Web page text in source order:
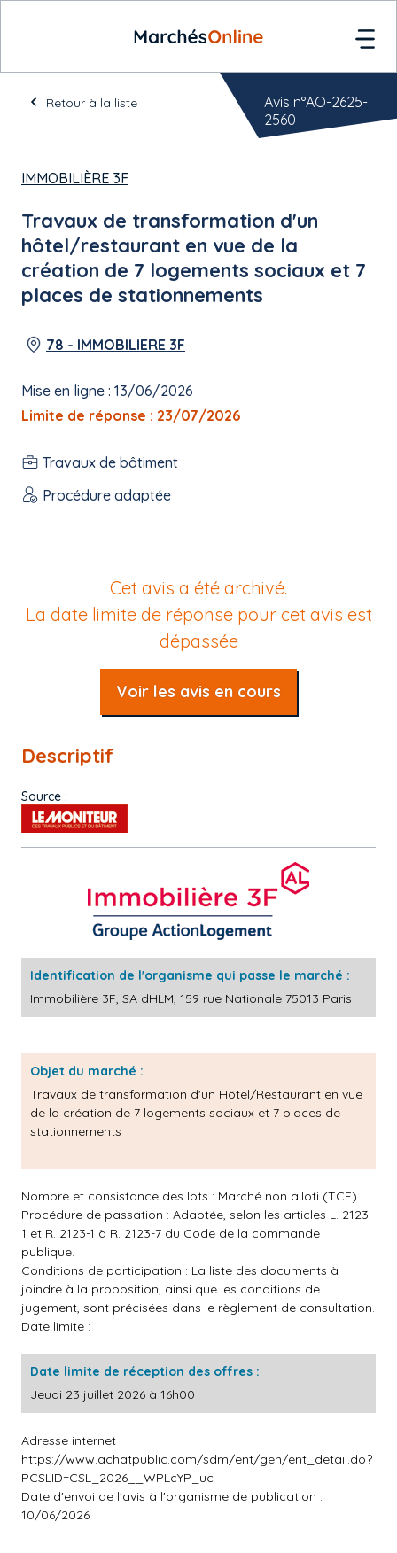
Retour à la liste
IMMOBILIÈRE 3F
Travaux de transformation d'un
hôtel/restaurant en vue de la
création de 7 logements sociaux et 7
places de stationnements
78 - IMMOBILIERE 3F
Mise en ligne : 13/06/2026
Limite de réponse : 23/07/2026
Travaux de bâtiment
Procédure adaptée
Avis n°AO-2625-
2560
Cet avis a été archivé.
La date limite de réponse pour cet avis est
dépassée
Voir les avis en cours
Descriptif
Source :
Identification de l'organisme qui passe le marché :
Immobilière 3F, SA dHLM, 159 rue Nationale 75013 Paris
Objet du marché :
Travaux de transformation d'un Hôtel/Restaurant en vue
de la création de 7 logements sociaux et 7 places de
stationnements
Nombre et consistance des lots : Marché non alloti (TCE)
Procédure de passation : Adaptée, selon les articles L. 2123-
1 et R. 2123-1 à R. 2123-7 du Code de la commande
publique.
Conditions de participation : La liste des documents à
joindre à la proposition, ainsi que les conditions de
jugement, sont précisées dans le règlement de consultation.
Date limite :
Date limite de réception des offres :
Jeudi 23 juillet 2026 à 16h00
Adresse internet :
https://www.achatpublic.com/sdm/ent/gen/ent_detail.do?
PCSLID=CSL_2026__WPLcYP_uc
Date d'envoi de l'avis à l'organisme de publication :
10/06/2026